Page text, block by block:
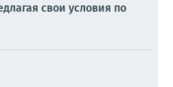
свои условия по